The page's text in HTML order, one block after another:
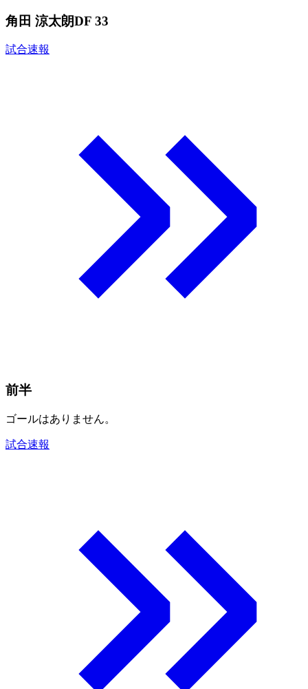
角田 涼太朗DF 33
試合速報
前半
ゴールはありません。
試合速報